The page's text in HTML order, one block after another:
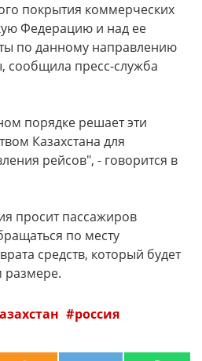
покрытия коммерческих
Федерацию и над ее
по данному направлению
сообщила пресс-служба
порядке решает эти
Казахстана для
рейсов", - говорится в
просит пассажиров
по месту
средств, который будет
размере.
россия